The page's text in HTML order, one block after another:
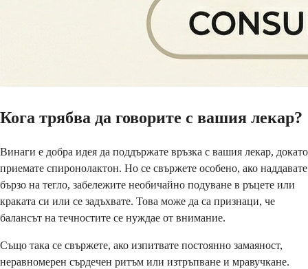
Кога трябва да говорите с вашия лекар?
Винаги е добра идея да поддържате връзка с вашия лекар, докато
приемате спиронолактон. Но се свържете особено, ако наддавате
бързо на тегло, забележите необичайно подуване в ръцете или
краката си или се задъхвате. Това може да са признаци, че
балансът на течностите се нуждае от внимание.
Също така се свържете, ако изпитвате постоянно замаяност,
неравномерен сърдечен ритъм или изтръпване и мравучкане.